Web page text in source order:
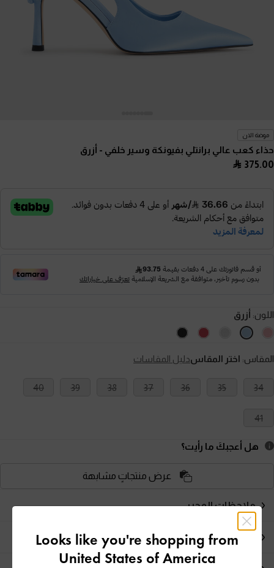
موضة الان
حذاء كعب عالي برانتلي بفيونكة وسير خلفي - أزرق
375.00
اللون: أزرق
المقاس: اختر المقاسدليل المقاسات
34
35
36
37
38
39
40
41
هل أعجبكَ ما رأيت؟
عرض منتجاتٍ مشابهة
ملاحظات المحرر
تفاصيل المنتج
Looks like you're shopping from
United States of America